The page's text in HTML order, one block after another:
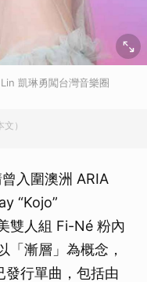
凱琳勇闖台灣音樂圈
）
曾入圍澳洲 ARIA
“Kojo”
雙人組 Fi-Né 粉內
「漸層」為概念，
發行單曲，包括由